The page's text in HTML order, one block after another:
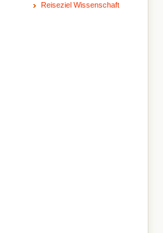
Reiseziel Wissenschaft